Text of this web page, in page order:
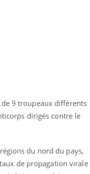
9 troupeaux différents
dirigés contre le
du nord du pays,
de propagation virale